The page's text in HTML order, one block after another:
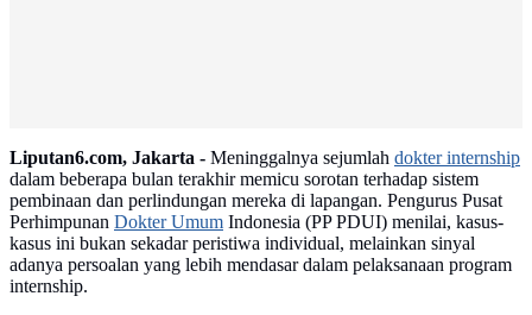
Liputan6.com, Jakarta - Meninggalnya sejumlah dokter internship
dalam beberapa bulan terakhir memicu sorotan terhadap sistem
pembinaan dan perlindungan mereka di lapangan. Pengurus Pusat
Perhimpunan Dokter Umum Indonesia (PP PDUI) menilai, kasus-
kasus ini bukan sekadar peristiwa individual, melainkan sinyal
adanya persoalan yang lebih mendasar dalam pelaksanaan program
internship.